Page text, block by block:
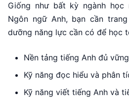
Giống như bất kỳ ngành
Ngôn ngữ Anh, bạn cần
dưỡng năng lực cần có để học
Nền tảng tiếng Anh đủ vững
Kỹ năng đọc hiểu và phân
Kỹ năng viết tiếng Anh và